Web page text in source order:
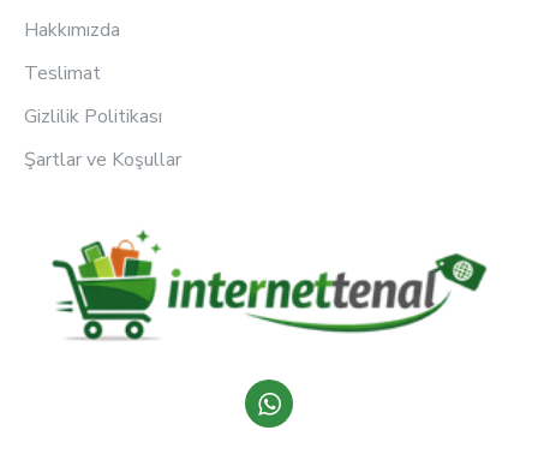
Hakkımızda
Teslimat
Gizlilik Politikası
Şartlar ve Koşullar